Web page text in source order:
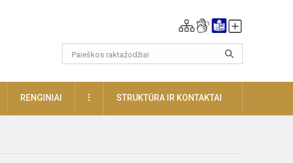
RENGINIAI DAUGIAUSTRUKTŪRA IR KONTAKTAI